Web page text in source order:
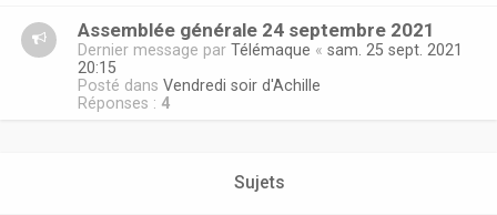
Assemblée générale 24 septembre 2021
Dernier message par Télémaque « sam. 25 sept. 2021
20:15
Posté dans Vendredi soir d'Achille
Réponses : 4
Sujets